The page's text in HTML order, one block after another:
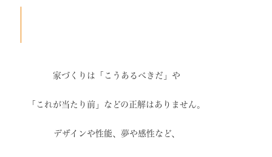
家づくりは「こうあるべきだ」や
「これが当たり前」などの正解はありません。
デザインや性能、夢や感性など、